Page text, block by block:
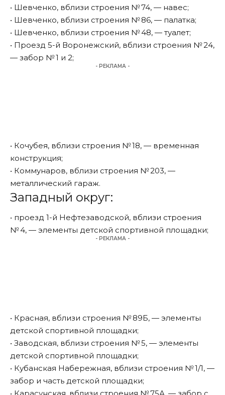
• Шевченко, вблизи строения № 74, — навес;
• Шевченко, вблизи строения № 86, — палатка;
• Шевченко, вблизи строения № 48, — туалет;
• Проезд 5-й Воронежский, вблизи строения № 24,
— забор № 1 и 2;
- РЕКЛАМА -
• Кочубея, вблизи строения № 18, — временная
конструкция;
• Коммунаров, вблизи строения № 203, —
металлический гараж.
Западный округ:
• проезд 1-й Нефтезаводской, вблизи строения
№ 4, — элементы детской спортивной площадки;
- РЕКЛАМА -
• Красная, вблизи строения № 89Б, — элементы
детской спортивной площадки;
• Заводская, вблизи строения № 5, — элементы
детской спортивной площадки;
• Кубанская Набережная, вблизи строения № 1/1, —
забор и часть детской площадки;